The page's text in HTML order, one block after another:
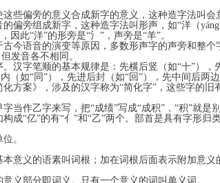
偏旁的意义合成新字的意义，这种造字法叫会
旁组成新字，这种造字法叫形声，如“洋（
因此“洋”的形旁是“氵”，声旁是“羊”。
语音的演变等原因，多数形声字的声旁和整个
，但发音各不相同。
字笔顺的基本规律是：先横后竖（如“十”），
内（如“同”），先进后封（如“回”），先中间后
案》，涉及的汉字称为“简化字”，这些字的旧
作乙字来写，把“成绩”写成“成积”，“积”就是别
“亿”的有“亻”和“乙”两个。部首是具有字形归
。
义的语素叫词根；加在词根后面表示附加意义
部分即词义。只有一个意义的词叫单义词。